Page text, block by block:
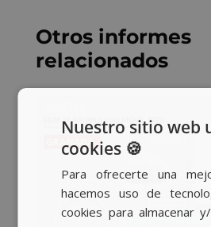
Otros informes
relacionados
Nuestro sitio web
cookies 🍪
Para ofrecerte una
hacemos uso de
cookies para almacenar